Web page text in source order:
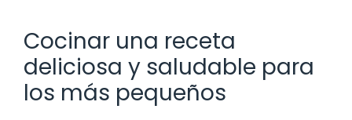
Cocinar una receta
deliciosa y saludable para
los más pequeños